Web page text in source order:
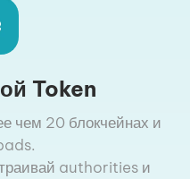
Token
чем 20 блокчейнах и
authorities и